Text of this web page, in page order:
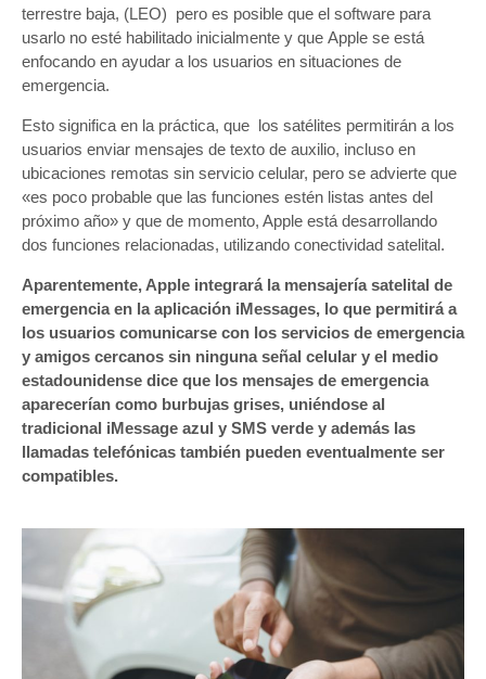
terrestre baja, (LEO) pero es posible que el software para
usarlo no esté habilitado inicialmente y que Apple se está
enfocando en ayudar a los usuarios en situaciones de
emergencia.
Esto significa en la práctica, que los satélites permitirán a los
usuarios enviar mensajes de texto de auxilio, incluso en
ubicaciones remotas sin servicio celular, pero se advierte que
«es poco probable que las funciones estén listas antes del
próximo año» y que de momento, Apple está desarrollando
dos funciones relacionadas, utilizando conectividad satelital.
Aparentemente, Apple integrará la mensajería satelital de
emergencia en la aplicación iMessages, lo que permitirá a
los usuarios comunicarse con los servicios de emergencia
y amigos cercanos sin ninguna señal celular y el medio
estadounidense dice que los mensajes de emergencia
aparecerían como burbujas grises, uniéndose al
tradicional iMessage azul y SMS verde y además las
llamadas telefónicas también pueden eventualmente ser
compatibles.